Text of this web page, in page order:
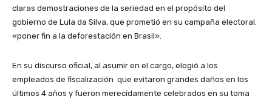
claras demostraciones de la seriedad en el propósito del
gobierno de Lula da Silva, que prometió en su campaña electoral.
«poner fin a la deforestación en Brasil».
En su discurso oficial, al asumir en el cargo, elogió a los
empleados de fiscalización que evitaron grandes daños en los
últimos 4 años y fueron merecidamente celebrados en su toma